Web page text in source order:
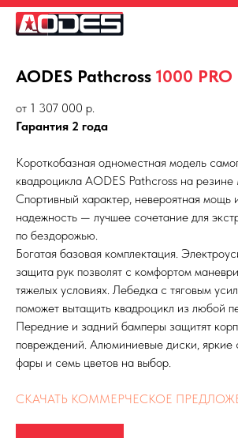
AODES Pathcross 1000
от 1 307 000 р.
Гарантия 2 года
Короткобазная одноместная модель
квадроцикла AODES Pathcross на
Спортивный характер, невероятная мощь
надежность — лучшее сочетание для
по бездорожью.
Богатая базовая комплектация.
защита рук позволят с комфортом
тяжелых условиях. Лебедка с тяговым
поможет вытащить квадроцикл из любой
Передние и задний бамперы защитят
повреждений. Алюминиевые диски, яркие
фары и семь цветов на выбор.
СКАЧАТЬ КОММЕРЧЕСКОЕ